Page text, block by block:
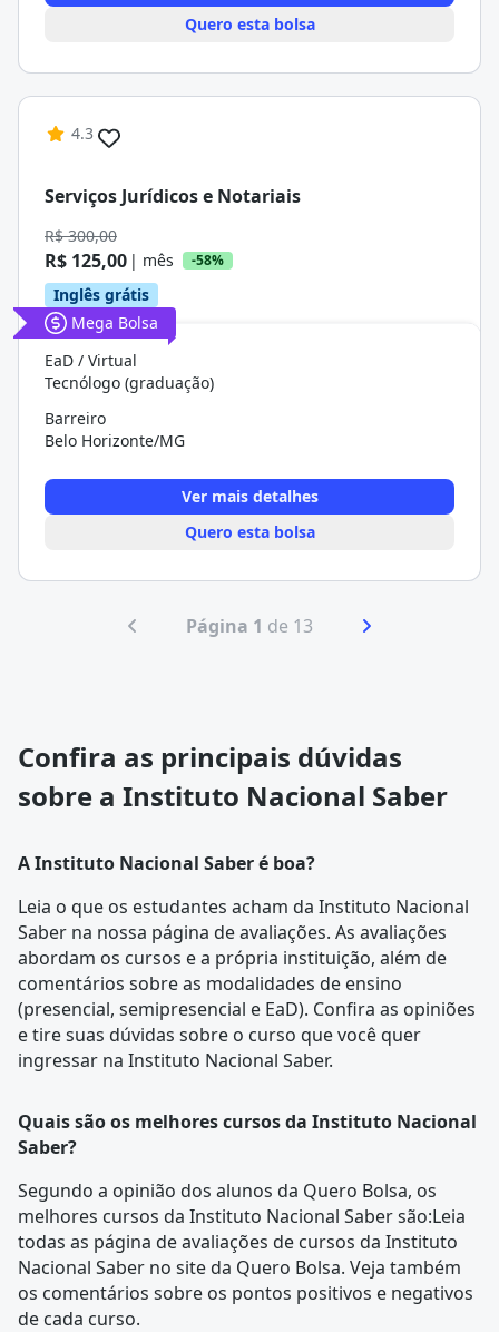
Quero esta bolsa
4.3
Serviços Jurídicos e Notariais
R$ 300,00
R$ 125,00 | mês -58%
Inglês grátis
Mega Bolsa
EaD / Virtual
Tecnólogo (graduação)
Barreiro
Belo Horizonte/MG
Ver mais detalhes
Quero esta bolsa
Página 1 de 13
Confira as principais dúvidas
sobre a Instituto Nacional Saber
A Instituto Nacional Saber é boa?
Leia o que os estudantes acham da Instituto Nacional
Saber na nossa página de avaliações. As avaliações
abordam os cursos e a própria instituição, além de
comentários sobre as modalidades de ensino
(presencial, semipresencial e EaD). Confira as opiniões
e tire suas dúvidas sobre o curso que você quer
ingressar na Instituto Nacional Saber.
Quais são os melhores cursos da Instituto Nacional
Saber?
Segundo a opinião dos alunos da Quero Bolsa, os
melhores cursos da Instituto Nacional Saber são:Leia
todas as página de avaliações de cursos da Instituto
Nacional Saber no site da Quero Bolsa. Veja também
os comentários sobre os pontos positivos e negativos
de cada curso.